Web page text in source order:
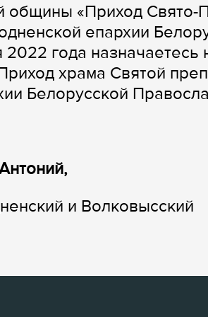
общины «Приход Свято-
епархии
года назначаетесь
храма Святой
Белорусской
и Волковысский